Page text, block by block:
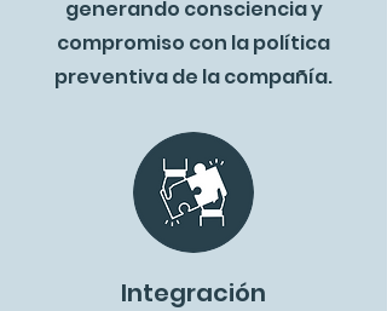
generando consciencia y
compromiso con la política
preventiva de la compañía.
Integración